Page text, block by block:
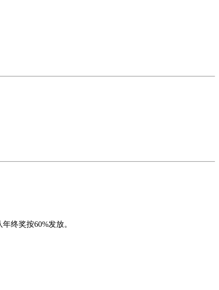
终奖按60%发放。